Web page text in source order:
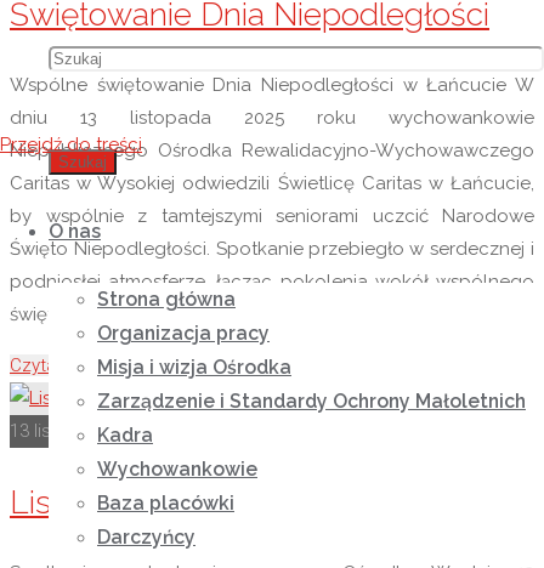
Szukaj
Przejdź do treści
O nas
Strona główna
Organizacja pracy
Misja i wizja Ośrodka
Zarządzenie i Standardy Ochrony Małoletnich
Kadra
Wychowankowie
Baza placówki
Darczyńcy
Świętowanie Dnia Niepodległości
Wspólne świętowanie Dnia Niepodległości w Łańcucie W
dniu 13 listopada 2025 roku wychowankowie
Niepublicznego Ośrodka Rewalidacyjno-Wychowawczego
Caritas w Wysokiej odwiedzili Świetlicę Caritas w Łańcucie,
by wspólnie z tamtejszymi seniorami uczcić Narodowe
Święto Niepodległości. Spotkanie przebiegło w serdecznej i
podniosłej atmosferze, łącząc pokolenia wokół wspólnego
świętowania miłości do Ojczyzny. Uroczystość rozpoczęła …
Czytaj więcej "Świętowanie Dnia Niepodległości"
13 listopada 2025
Listopadowa Alpakoterapia